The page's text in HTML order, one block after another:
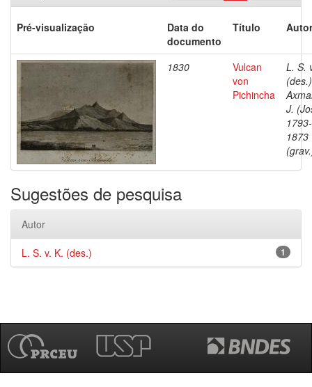
Pré-visualização
Data do
documento
Título
1830
Vulcan
von
Pichincha
L. S.
J.
1793-
1873
Sugestões de pesquisa
Autor
1
L. S. v. K. (des.)